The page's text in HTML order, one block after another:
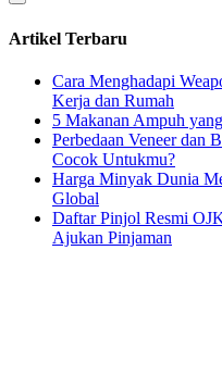
Artikel Terbaru
Cara Menghadapi
Kerja dan Rumah
5 Makanan Ampuh
Perbedaan Veneer dan
Cocok Untukmu?
Harga Minyak Dunia
Global
Daftar Pinjol Resmi
Ajukan Pinjaman